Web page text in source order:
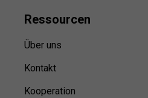
Ressourcen
Über uns
Kontakt
Kooperation